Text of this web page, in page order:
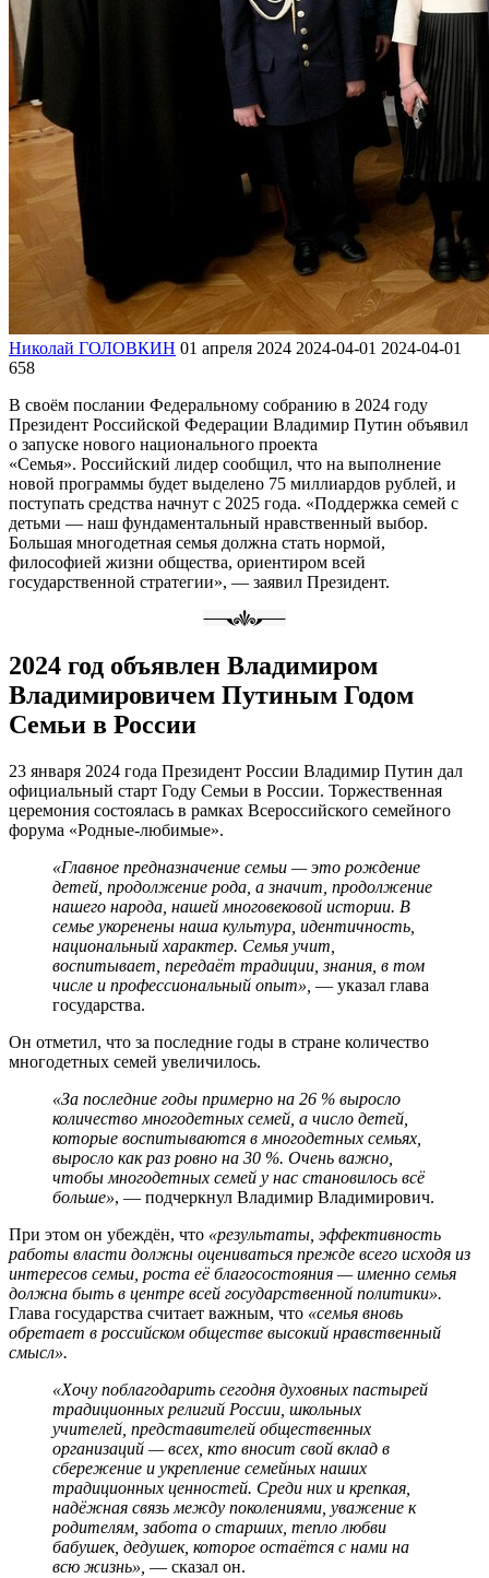
Николай ГОЛОВКИН 01 апреля 2024 2024-04-01 2024-04-01
658
В своём послании Федеральному собранию в 2024 году
Президент Российской Федерации Владимир Путин объявил
о запуске нового национального проекта
«Семья». Российский лидер сообщил, что на выполнение
новой программы будет выделено 75 миллиардов рублей, и
поступать средства начнут с 2025 года. «Поддержка семей с
детьми — наш фундаментальный нравственный выбор.
Большая многодетная семья должна стать нормой,
философией жизни общества, ориентиром всей
государственной стратегии», — заявил Президент.
2024 год объявлен Владимиром
Владимировичем Путиным Годом
Семьи в России
23 января 2024 года Президент России Владимир Путин дал
официальный старт Году Семьи в России. Торжественная
церемония состоялась в рамках Всероссийского семейного
форума «Родные-любимые».
«Главное предназначение семьи — это рождение
детей, продолжение рода, а значит, продолжение
нашего народа, нашей многовековой истории. В
семье укоренены наша культура, идентичность,
национальный характер. Семья учит,
воспитывает, передаёт традиции, знания, в том
числе и профессиональный опыт», — указал глава
государства.
Он отметил, что за последние годы в стране количество
многодетных семей увеличилось.
«За последние годы примерно на 26 % выросло
количество многодетных семей, а число детей,
которые воспитываются в многодетных семьях,
выросло как раз ровно на 30 %. Очень важно,
чтобы многодетных семей у нас становилось всё
больше», — подчеркнул Владимир Владимирович.
При этом он убеждён, что «результаты, эффективность
работы власти должны оцениваться прежде всего исходя из
интересов семьи, роста её благосостояния — именно семья
должна быть в центре всей государственной политики».
Глава государства считает важным, что «семья вновь
обретает в российском обществе высокий нравственный
смысл».
«Хочу поблагодарить сегодня духовных пастырей
традиционных религий России, школьных
учителей, представителей общественных
организаций — всех, кто вносит свой вклад в
сбережение и укрепление семейных наших
традиционных ценностей. Среди них и крепкая,
надёжная связь между поколениями, уважение к
родителям, забота о старших, тепло любви
бабушек, дедушек, которое остаётся с нами на
всю жизнь», — сказал он.